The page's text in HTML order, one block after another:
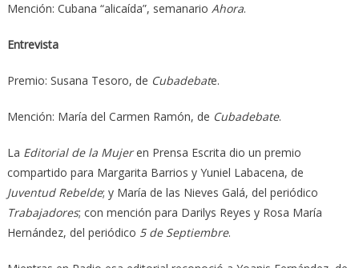
Mención: Cubana “alicaída”, semanario Ahora.
Entrevista
Premio: Susana Tesoro, de Cubadebate.
Mención: María del Carmen Ramón, de Cubadebate.
La Editorial de la Mujeren Prensa Escrita dio un premio
compartido para Margarita Barrios y Yuniel Labacena, de
Juventud Rebelde; y María de las Nieves Galá, del periódico
Trabajadores; con mención para Darilys Reyes y Rosa María
Hernández, del periódico 5 de Septiembre.